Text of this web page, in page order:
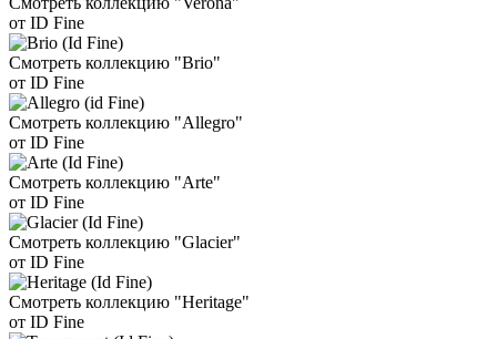
от ID Fine
Смотреть коллекцию "Brio"
от ID Fine
Смотреть коллекцию "Allegro"
от ID Fine
Смотреть коллекцию "Arte"
от ID Fine
Смотреть коллекцию "Glacier"
от ID Fine
Смотреть коллекцию "Heritage"
от ID Fine